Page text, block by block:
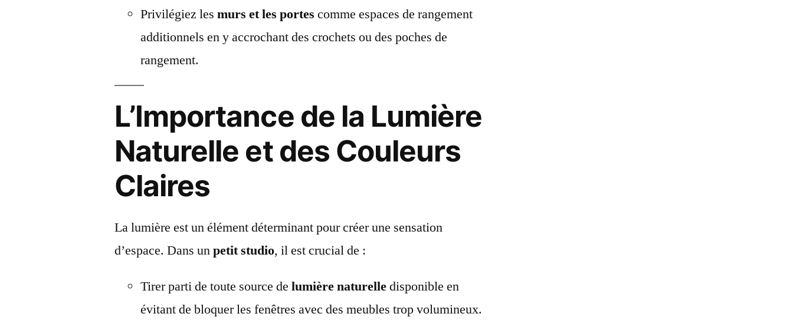
Privilégiez lesmurs et les portes comme espaces de rangement
additionnels en y accrochant des crochets ou des poches de
rangement.
L’Importance de la Lumière
Naturelle et des Couleurs
Claires
La lumière est un élément déterminant pour créer une sensation
d’espace. Dans unpetit studio, il est crucial de :
Tirer parti de toute source delumière naturelledisponible en
évitant de bloquer les fenêtres avec des meubles trop volumineux.